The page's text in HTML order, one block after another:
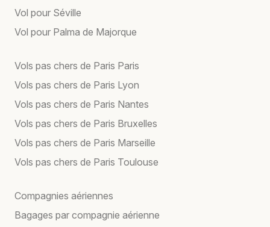
Vol pour Séville
Vol pour Palma de Majorque
Vols pas chers de Paris Paris
Vols pas chers de Paris Lyon
Vols pas chers de Paris Nantes
Vols pas chers de Paris Bruxelles
Vols pas chers de Paris Marseille
Vols pas chers de Paris Toulouse
Compagnies aériennes
Bagages par compagnie aérienne